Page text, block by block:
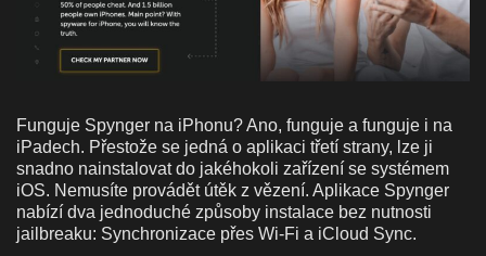
Funguje Spynger na iPhonu? Ano, funguje a funguje i na
iPadech. Přestože se jedná o aplikaci třetí strany, lze ji
snadno nainstalovat do jakéhokoli zařízení se systémem
iOS. Nemusíte provádět útěk z vězení. Aplikace Spynger
nabízí dva jednoduché způsoby instalace bez nutnosti
jailbreaku: Synchronizace přes Wi-Fi a iCloud Sync.